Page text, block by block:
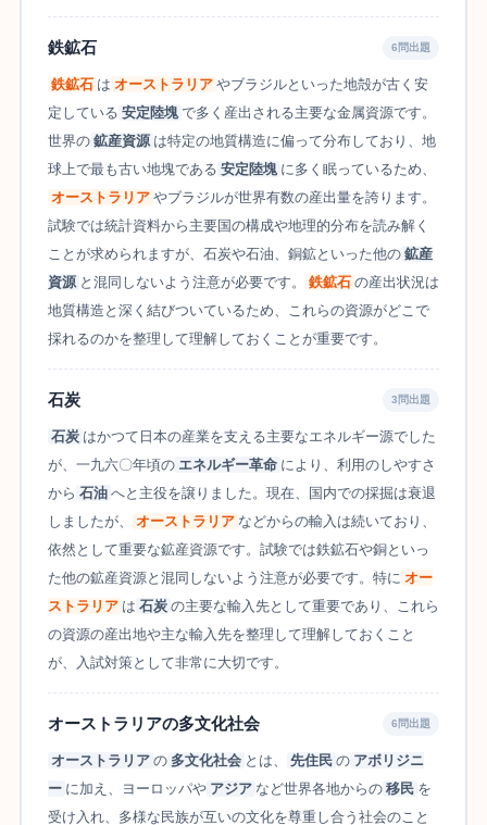
鉄鉱石 6問出題
鉄鉱石 は オーストラリア やブラジルといった地殻が古く安
定している 安定陸塊 で多く産出される主要な金属資源です。
世界の 鉱産資源 は特定の地質構造に偏って分布しており、地
球上で最も古い地塊である 安定陸塊 に多く眠っているため、
オーストラリア やブラジルが世界有数の産出量を誇ります。
試験では統計資料から主要国の構成や地理的分布を読み解く
ことが求められますが、石炭や石油、銅鉱といった他の 鉱産
資源 と混同しないよう注意が必要です。 鉄鉱石 の産出状況は
地質構造と深く結びついているため、これらの資源がどこで
採れるのかを整理して理解しておくことが重要です。
石炭 3問出題
石炭 はかつて日本の産業を支える主要なエネルギー源でした
が、一九六〇年頃の エネルギー革命 により、利用のしやすさ
から 石油 へと主役を譲りました。現在、国内での採掘は衰退
しましたが、
オーストラリア などからの輸入は続いており、
依然として重要な鉱産資源です。試験では鉄鉱石や銅といっ
た他の鉱産資源と混同しないよう注意が必要です。特に オー
ストラリア は 石炭 の主要な輸入先として重要であり、これら
の資源の産出地や主な輸入先を整理して理解しておくこと
が、入試対策として非常に大切です。
オーストラリアの多文化社会 6問出題
オーストラリア の 多文化社会 とは、 先住民 の アボリジニ
ー に加え、ヨーロッパや アジア など世界各地からの 移民 を
受け入れ、多様な民族が互いの文化を尊重し合う社会のこと